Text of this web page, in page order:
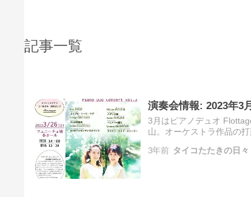
記事一覧
演奏会情報: 2023年3月
3月はピアノデュオ
山。オーケストラ作品の
3年前 タイコたたきの日々